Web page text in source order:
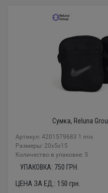
Сумка, Reluna
Артикул: 4201579683 1 mix
Размеры: 20x5x15
Количество в упаковке: 5
УПАКОВКА: 750 ГРН.
ЦЕНА ЗА ЕД.: 150 грн.